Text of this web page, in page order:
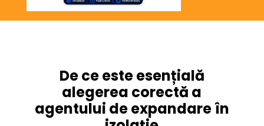
De ce este esențială
alegerea corectă a
agentului de expandare în